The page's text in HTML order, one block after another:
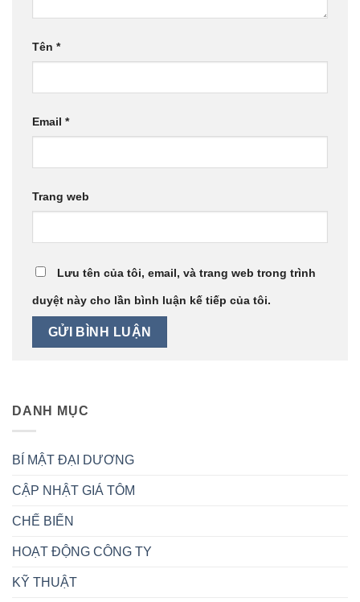
Tên *
Email *
Trang web
Lưu tên của tôi, email, và trang web trong trình
duyệt này cho lần bình luận kế tiếp của tôi.
DANH MỤC
BÍ MẬT ĐẠI DƯƠNG
CẬP NHẬT GIÁ TÔM
CHẾ BIẾN
HOẠT ĐỘNG CÔNG TY
KỸ THUẬT